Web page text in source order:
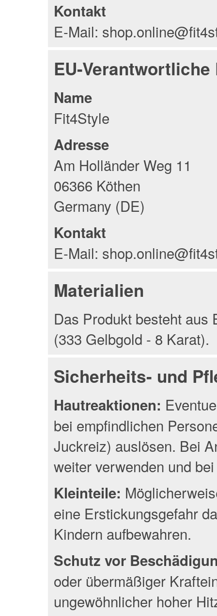
Kontakt
E-Mail:
EU-Verantwortliche
Name
Fit4Style
Adresse
Am Holländer Weg 11
06366 Köthen
Germany (DE)
Kontakt
E-Mail:
Materialien
Das Produkt besteht aus
(333 Gelbgold - 8 Karat).
Sicherheits- und
Hautreaktionen:
bei empfindlichen
Juckreiz) auslösen. Bei
weiter verwenden und
Kleinteile:
eine Erstickungsgefahr
Kindern aufbewahren.
Schutz vor
oder übermäßiger
ungewöhnlicher hoher